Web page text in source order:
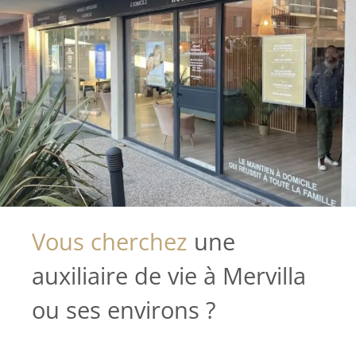
Vous cherchez une
auxiliaire de vie à Mervilla
ou ses environs ?